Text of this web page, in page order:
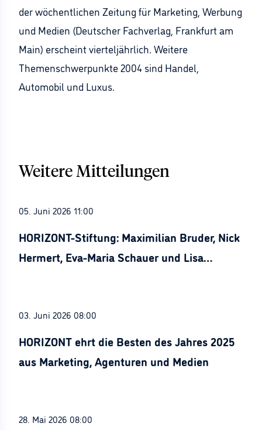
der wöchentlichen Zeitung für Marketing, Werbung
und Medien (Deutscher Fachverlag, Frankfurt am
Main) erscheint vierteljährlich. Weitere
Themenschwerpunkte 2004 sind Handel,
Automobil und Luxus.
Weitere Mitteilungen
05. Juni 2026 11:00
HORIZONT-Stiftung: Maximilian Bruder, Nick
Hermert, Eva-Maria Schauer und Lisa
03. Juni 2026 08:00
HORIZONT ehrt die Besten des Jahres 2025
aus Marketing, Agenturen und Medien
28. Mai 2026 08:00